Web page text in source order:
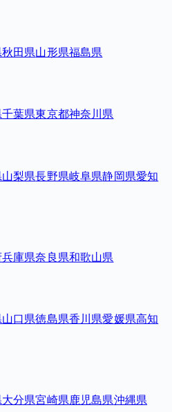
秋田県山形県福島県
千葉県東京都神奈川県
山梨県長野県岐阜県静岡県愛知
兵庫県奈良県和歌山県
山口県徳島県香川県愛媛県高知
大分県宮崎県鹿児島県沖縄県